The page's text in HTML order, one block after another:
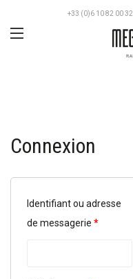
+33 (0)6 10 82 00 32
Connexion
Identifiant ou adresse
de messagerie *